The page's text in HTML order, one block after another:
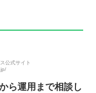
公式サイト
ら運用まで相談し